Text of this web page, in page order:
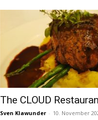
The CLOUD
Sven Klawunder - 10. November